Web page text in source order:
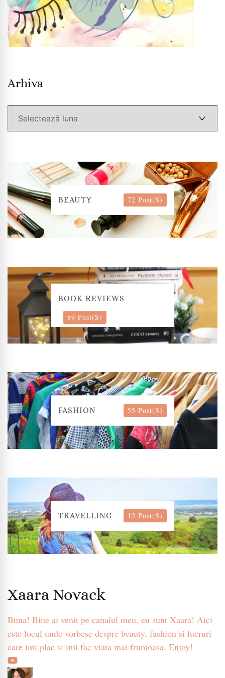
Arhiva
BEAUTY 72 Post(s)
BOOK REVIEWS
89 Post(s)
FASHION 55 Post(s)
TRAVELLING 12 Post(s)
Xaara Novack
Buna! Bine ai venit pe canalul meu, eu sunt Xaara! Aici
este locul unde vorbesc despre beauty, fashion si lucruri
care imi plac si imi fac viata mai frumoasa. Enjoy!